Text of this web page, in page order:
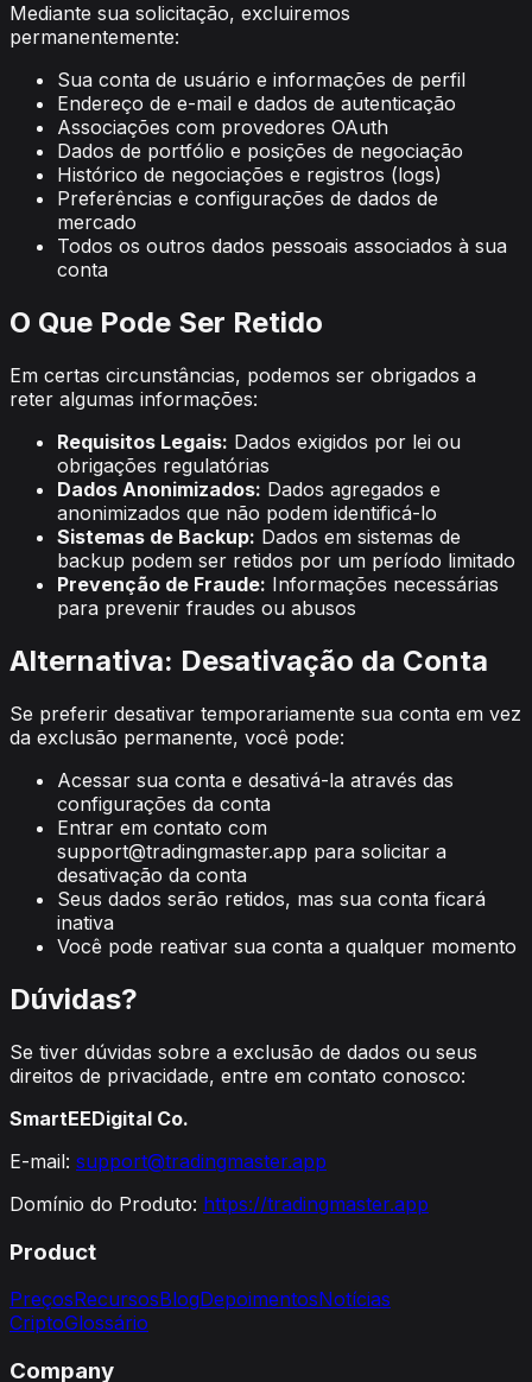
Mediante sua solicitação, excluiremos
permanentemente:
Sua conta de usuário e informações de perfil
Endereço de e-mail e dados de autenticação
Associações com provedores OAuth
Dados de portfólio e posições de negociação
Histórico de negociações e registros (logs)
Preferências e configurações de dados de
mercado
Todos os outros dados pessoais associados à sua
conta
O Que Pode Ser Retido
Em certas circunstâncias, podemos ser obrigados a
reter algumas informações:
Requisitos Legais: Dados exigidos por lei ou
obrigações regulatórias
Dados Anonimizados: Dados agregados e
anonimizados que não podem identificá-lo
Sistemas de Backup: Dados em sistemas de
backup podem ser retidos por um período limitado
Prevenção de Fraude: Informações necessárias
para prevenir fraudes ou abusos
Alternativa: Desativação da Conta
Se preferir desativar temporariamente sua conta em vez
da exclusão permanente, você pode:
Acessar sua conta e desativá-la através das
configurações da conta
Entrar em contato com
support@tradingmaster.app para solicitar a
desativação da conta
Seus dados serão retidos, mas sua conta ficará
inativa
Você pode reativar sua conta a qualquer momento
Dúvidas?
Se tiver dúvidas sobre a exclusão de dados ou seus
direitos de privacidade, entre em contato conosco:
SmartEEDigital Co.
E-mail: support@tradingmaster.app
Domínio do Produto: https://tradingmaster.app
Product
PreçosRecursosBlogDepoimentosNotícias
CriptoGlossário
Company